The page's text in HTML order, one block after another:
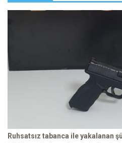
Ruhsatsız tabanca ile yakalanan